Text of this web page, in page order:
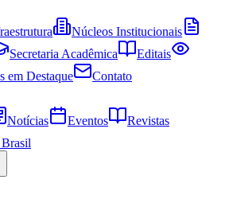
Núcleos Institucionais
Secretaria Acadêmica
Editais
em Destaque
Contato
Notícias Eventos
Revistas